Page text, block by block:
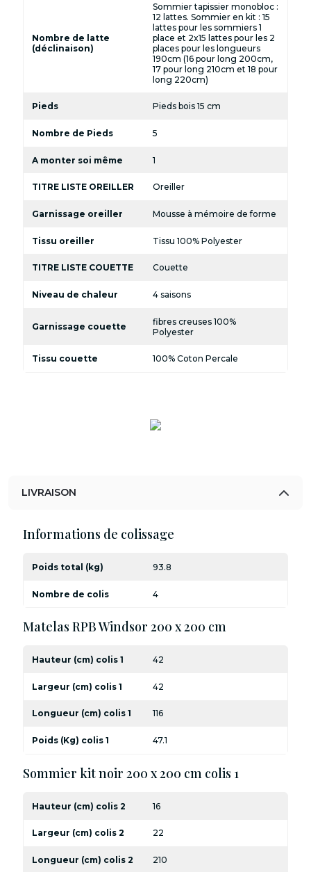
Nombre de latte
(déclinaison)
Sommier tapissier monobloc :
12 lattes. Sommier en kit : 15
lattes pour les sommiers 1
place et 2x15 lattes pour les 2
places pour les longueurs
190cm (16 pour long 200cm,
17 pour long 210cm et 18 pour
long 220cm)
Pieds Pieds bois 15 cm
Nombre de Pieds 5
A monter soi même 1
TITRE LISTE OREILLER Oreiller
Garnissage oreiller Mousse à mémoire de forme
Tissu oreiller Tissu 100% Polyester
TITRE LISTE COUETTE Couette
Niveau de chaleur 4 saisons
Garnissage couette
fibres creuses 100%
Polyester
Tissu couette 100% Coton Percale
LIVRAISON
Informations de colissage
Poids total (kg) 93.8
Nombre de colis 4
Matelas RPB Windsor 200 x 200 cm
Hauteur (cm) colis 1 42
Largeur (cm) colis 1 42
Longueur (cm) colis 1 116
Poids (Kg) colis 1 47.1
Sommier kit noir 200 x 200 cm colis 1
Hauteur (cm) colis 2 16
Largeur (cm) colis 2 22
Longueur (cm) colis 2 210